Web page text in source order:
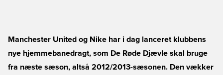
Manchester United og Nike har i dag lanceret klubbens
nye hjemmebanedragt, som De Røde Djævle skal bruge
fra næste sæson, altså 2012/2013-sæsonen. Den vækker